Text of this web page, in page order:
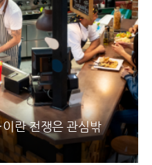
란 전쟁은 관심밖